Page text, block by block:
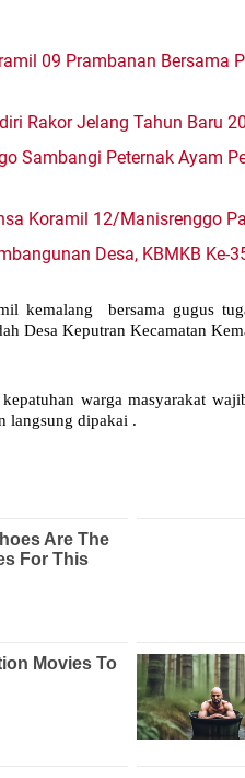
09 Prambanan Bersama
Rakor Jelang Tahun Baru
Sambangi Peternak Ayam
Koramil 12/Manisrenggo
Desa, KBMKB Ke-
kemalang bersama gugus
Desa Keputran Kecamatan
warga masyarakat
langsung dipakai .